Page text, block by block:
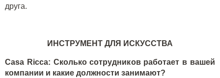
друга.
ИНСТРУМЕНТ ДЛЯ ИСКУССТВА
Casa Ricca: Сколько сотрудников работает в вашей
компании и какие должности занимают?